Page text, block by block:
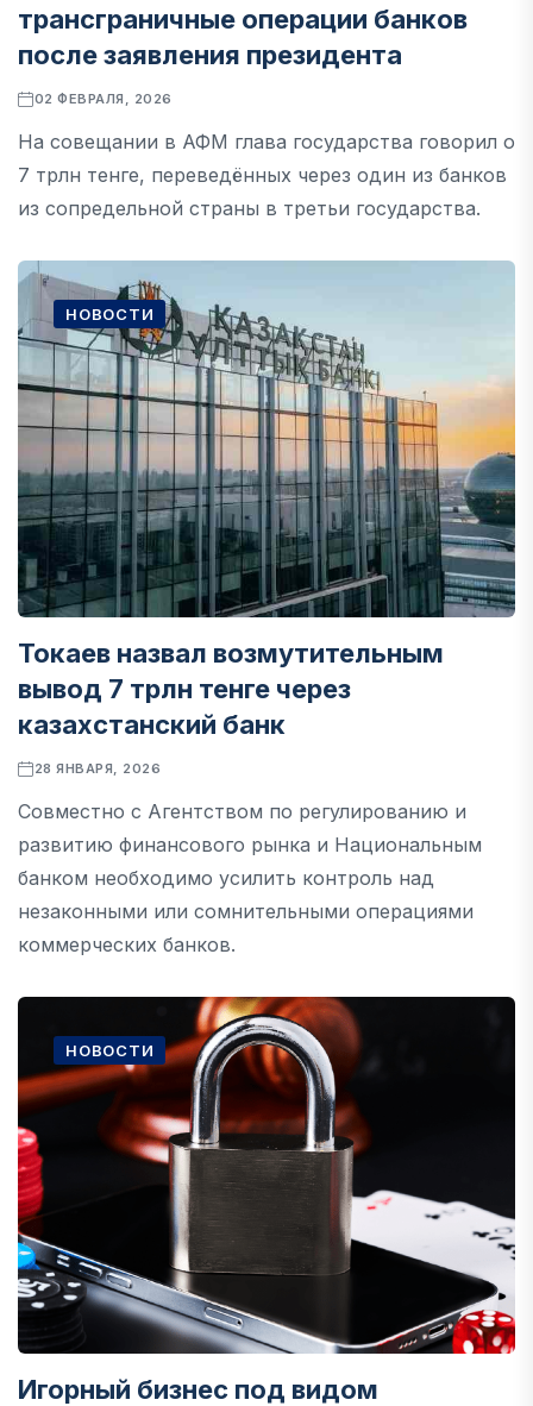
трансграничные операции банков
после заявления президента
02 ФЕВРАЛЯ, 2026
На совещании в АФМ глава государства говорил о
7 трлн тенге, переведённых через один из банков
из сопредельной страны в третьи государства.
НОВОСТИ
Токаев назвал возмутительным
вывод 7 трлн тенге через
казахстанский банк
28 ЯНВАРЯ, 2026
Совместно с Агентством по регулированию и
развитию финансового рынка и Национальным
банком необходимо усилить контроль над
незаконными или сомнительными операциями
коммерческих банков.
НОВОСТИ
Игорный бизнес под видом